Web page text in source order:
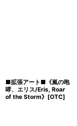
■拡張アート■《嵐の咆
哮、エリス/Eris, Roar
of the Storm》[OTC]